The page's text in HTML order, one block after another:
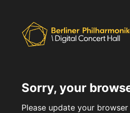
Sorry, your
Please update your